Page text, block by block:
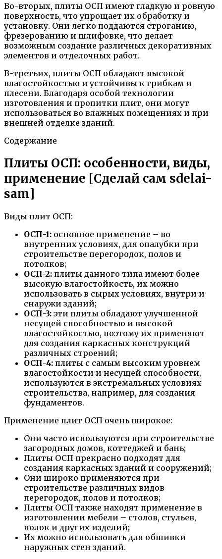
Во-вторых, плиты ОСП имеют гладкую и ровную
поверхность, что упрощает их обработку и
установку. Они легко поддаются строганию,
фрезерованию и шлифовке, что делает
возможным создание различных декоративных
элементов и отделочных работ.
В-третьих, плиты ОСП обладают высокой
влагостойкостью и устойчивы к грибкам и
плесени. Благодаря особой технологии
изготовления и пропитки плит, они могут
использоваться во влажных помещениях и при
внешней отделке зданий.
Содержание
Плиты ОСП: особенности, виды,
применение [Сделай сам sdelai-
sam]
Виды плит ОСП:
ОСП-1: основное применение – во
внутренних условиях, для опалубки при
строительстве перегородок, полов и
потолков;
ОСП-2: плиты данного типа имеют более
высокую влагостойкость, их можно
использовать в сырых условиях, внутри и
снаружи зданий;
ОСП-3: эти плиты обладают улучшенной
несущей способностью и высокой
влагостойкостью, поэтому их применяют
для создания каркасных конструкций
различных строений;
ОСП-4: плиты с самым высоким уровнем
влагостойкости и несущей способности,
используются в экстремальных условиях
строительства, например, для создания
фундаментов.
Применение плит ОСП очень широкое:
Они часто используются при строительстве
загородных домов, коттеджей и бань;
Плиты ОСП прекрасно подходят для
создания каркасных зданий и сооружений;
Они широко применяются при
строительстве различных видов
перегородок, полов и потолков;
Плиты ОСП также находят применение в
изготовлении мебели – столов, стульев,
полок и других изделий;
Их можно использовать для обшивки
наружных стен зданий.